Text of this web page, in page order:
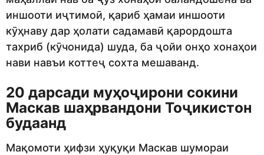
иншооти иҷтимоӣ, қариб ҳамаи иншооти
кӯҳнаву дар ҳолати садамавӣ қарордошта
тахриб (кӯчонида) шуда, ба ҷойи онҳо хонаҳои
нави навъи коттеҷ сохта мешаванд.
20 дарсади муҳоҷирони сокини
Маскав шаҳрвандони Тоҷикистон
будаанд
Мақомоти ҳифзи ҳуқуқи Маскав шумораи